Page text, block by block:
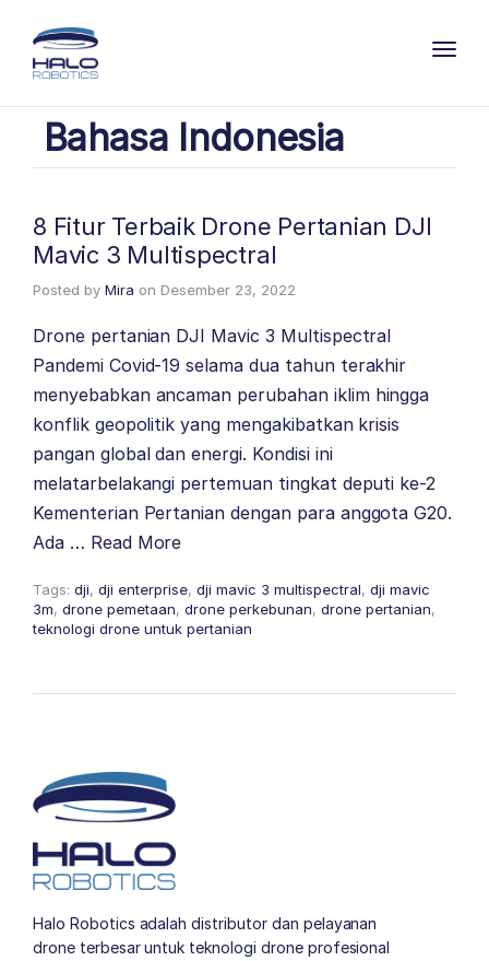
Bahasa Indonesia
8 Fitur Terbaik Drone Pertanian DJI
Mavic 3 Multispectral
Posted by Mira on Desember 23, 2022
Drone pertanian DJI Mavic 3 Multispectral
Pandemi Covid-19 selama dua tahun terakhir
menyebabkan ancaman perubahan iklim hingga
konflik geopolitik yang mengakibatkan krisis
pangan global dan energi. Kondisi ini
melatarbelakangi pertemuan tingkat deputi ke-2
Kementerian Pertanian dengan para anggota G20.
Ada … Read More
Tags: dji, dji enterprise, dji mavic 3 multispectral, dji mavic
3m, drone pemetaan, drone perkebunan, drone pertanian,
teknologi drone untuk pertanian
Halo Robotics adalah distributor dan pelayanan
drone terbesar untuk teknologi drone profesional